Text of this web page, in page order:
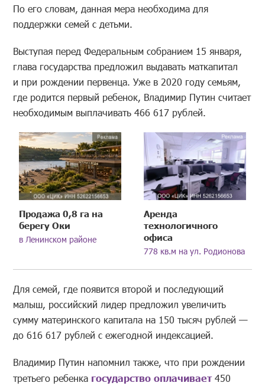
По его словам, данная мера необходима для
поддержки семей с детьми.
Выступая перед Федеральным собранием 15 января,
глава государства предложил выдавать маткапитал
и при рождении первенца. Уже в 2020 году семьям,
где родится первый ребенок, Владимир Путин считает
необходимым выплачивать 466 617 рублей.
Продажа 0,8 га на
берегу Оки
в Ленинском районе
Аренда
технологичного
офиса
778 кв.м на ул. Родионова
Для семей, где появится второй и последующий
малыш, российский лидер предложил увеличить
сумму материнского капитала на 150 тысяч рублей —
до 616 617 рублей с ежегодной индексацией.
Владимир Путин напомнил также, что при рождении
третьего ребенка государство оплачивает450